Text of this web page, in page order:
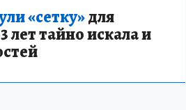
«сетку»для
лет тайно искала и